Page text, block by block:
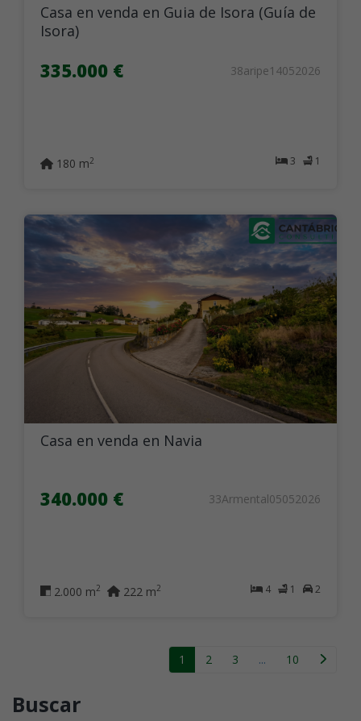
Casa en venda en Guia de Isora (Guía de
Isora)
335.000 € 38aripe14052026
3 1
180 m2
Casa en venda en Navia
340.000 € 33Armental05052026
4 1 2
2.000 m2 222 m2
1 2 3 ... 10
Buscar